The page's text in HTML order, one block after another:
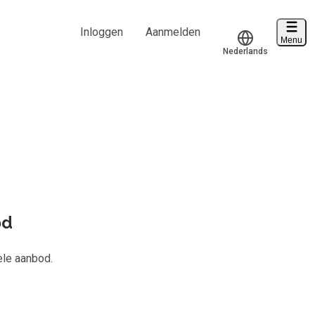
Inloggen Aanmelden
Nederlands
Menu
aanbod.